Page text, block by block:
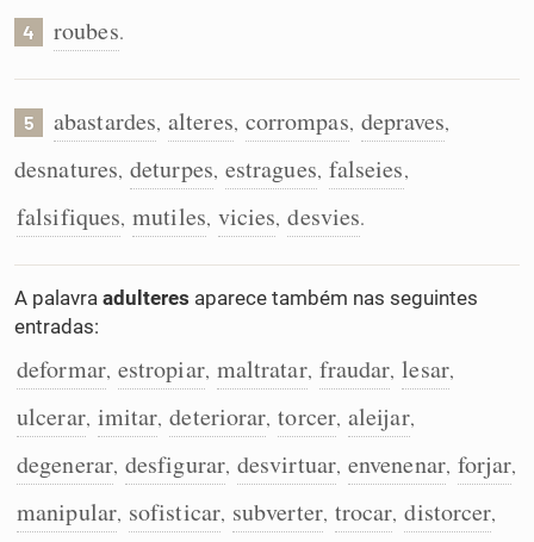
4 roubes.
5 abastardes, alteres, corrompas, depraves,
desnatures, deturpes, estragues, falseies,
falsifiques, mutiles, vicies, desvies.
A palavra adulteres aparece também nas seguintes
entradas:
deformar, estropiar, maltratar, fraudar, lesar,
ulcerar, imitar, deteriorar, torcer, aleijar,
degenerar, desfigurar, desvirtuar, envenenar, forjar,
manipular, sofisticar, subverter, trocar, distorcer,